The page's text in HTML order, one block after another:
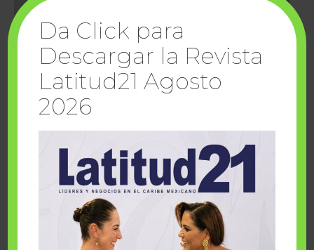
Cuando la solidaridad inspira; cumplen
sueños Fairmont Mayakoba y Make-A-Wish
Da Click para
Descargar la Revista
Latitud21 Agosto
2026